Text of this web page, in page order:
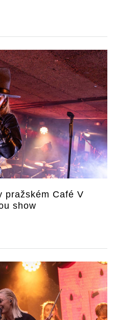
pražském Café V
show